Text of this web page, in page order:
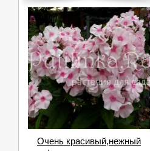
Очень красивый,нежный